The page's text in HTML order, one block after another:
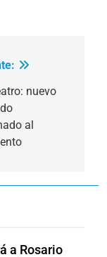
nuevo
al
a Rosario